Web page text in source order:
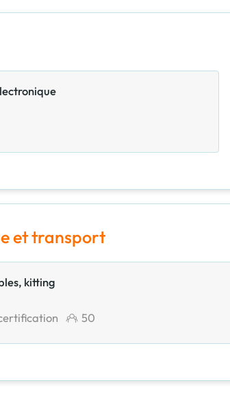
et transport
kitting
50